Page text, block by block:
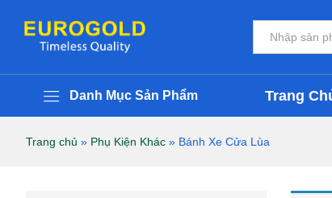
Tất cả
Danh Mục Sản Phẩm Trang
Trang chủ » Phụ Kiện Khác » Bánh Xe Cửa Lùa